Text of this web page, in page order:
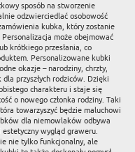
sposób na stworzenie
odzwierciedlać osobowość
kubka, który zostanie
może obejmować
krótkiego przesłania, co
Personalizowane kubki
okazje – narodziny, chrzty,
przyszłych rodziców. Dzięki
charakteru i staje się
o nowego członka rodziny. Taki
towarzyszyć będzie maluchowi
dla niemowlaków odbywa
estetyczny wygląd graweru.
nie tylko funkcjonalny, ale